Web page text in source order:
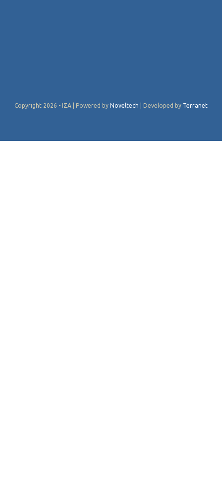
Copyright 2026 - ΙΣΑ | Powered by Noveltech | Developed by Terranet